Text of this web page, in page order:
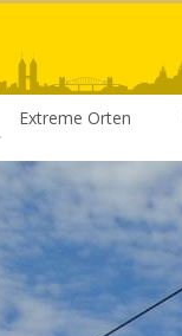
Extreme Orten